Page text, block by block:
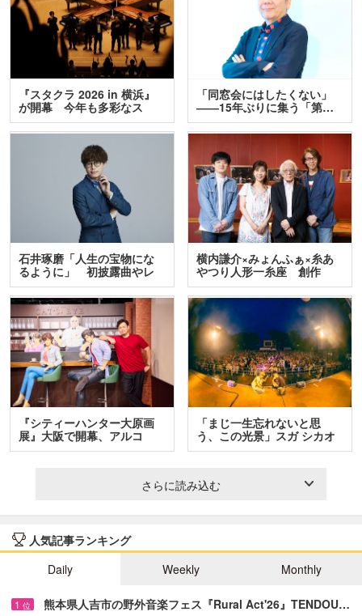
『スタクラ 2026 in 横浜』
が開幕 今年も多彩なス
テ…
「同窓会にはしたくない」
――15年ぶりに集う「第…
石井琢磨「人生の宝物にな
るように」 初披露曲やレ
ア…
横内謙介×みょんふぁ×糸あ
やつり人形一糸座 創作
人…
『シティーハンター大原画
展』大阪で開幕、アルコ
＆…
「まじ一生忘れないと思
う、この光景」スガ シカオ
と…
さらに読み込む
人気記事ランキング
Daily
Weekly Monthly
1 位 熊本県人吉市の野外音楽フェス『Rural Act'26』TENDOU…